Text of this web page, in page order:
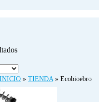
Ordenado
últimos
INICIO » TIENDA » Ecobioebro